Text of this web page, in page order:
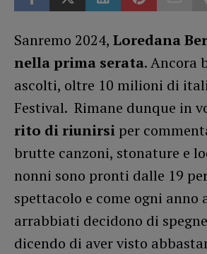
Sanremo 2024, Loredana
nella prima serata. Ancora
ascolti, oltre 10 milioni di
Festival. Rimane dunque in
rito di riunirsi per
brutte canzoni, stonature e
nonni sono pronti dalle 19
spettacolo e come ogni anno
arrabbiati decidono di
dicendo di aver visto